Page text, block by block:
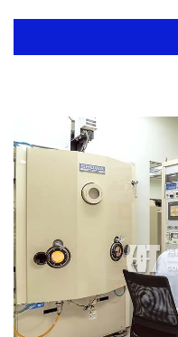
陶瓷、硬脆材料、金屬件
坦度、超高平行度、超高